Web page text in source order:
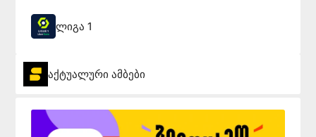
ლიგა 1
აქტუალური ამბები